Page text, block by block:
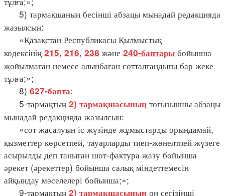
5) тармақшаның бесінші абзацы мынадай редакцияда
жазылсын:
«Қазақстан Республикасы Қылмыстық
кодексiнiң 215, 216, 238 және 240-баптары бойынша
жойылмаған немесе алынбаған сотталғандығы бар жеке
тұлға;»;
8) 627-бапта:
5-тармақтың 2) тармақшасының тоғызыншы абзацы
мынадай редакцияда жазылсын:
«сот жасалуын іс жүзінде жұмыстарды орындамай,
қызметтер көрсетпей, тауарларды тиеп-жөнелтпей жүзеге
асырылды деп таныған шот-фактура жазу бойынша
әрекет (әрекеттер) бойынша салық міндеттемесін
айқындау мәселелері бойынша;»;
9-тармақтың 2) тармақшасының он сегізінші